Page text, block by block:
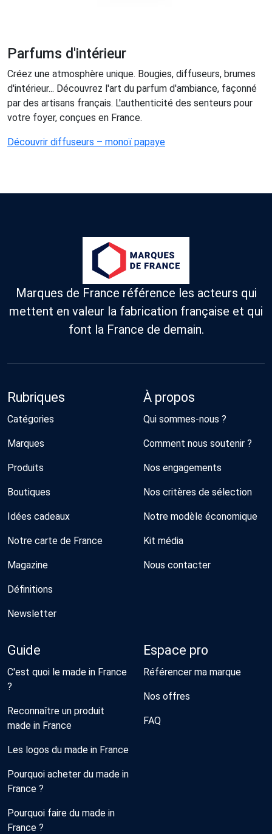
Parfums d'intérieur
Créez une atmosphère unique. Bougies, diffuseurs, brumes
d'intérieur... Découvrez l'art du parfum d'ambiance, façonné
par des artisans français. L'authenticité des senteurs pour
votre foyer, conçues en France.
Découvrir diffuseurs – monoï papaye
Marques de France référence les acteurs qui
mettent en valeur la fabrication française et qui
font la France de demain.
Rubriques
Catégories
Marques
Produits
Boutiques
Idées cadeaux
Notre carte de France
Magazine
Définitions
Newsletter
À propos
Qui sommes-nous ?
Comment nous soutenir ?
Nos engagements
Nos critères de sélection
Notre modèle économique
Kit média
Nous contacter
Guide
C'est quoi le made in France
?
Reconnaître un produit
made in France
Les logos du made in France
Pourquoi acheter du made in
France ?
Pourquoi faire du made in
France ?
Espace pro
Référencer ma marque
Nos offres
FAQ